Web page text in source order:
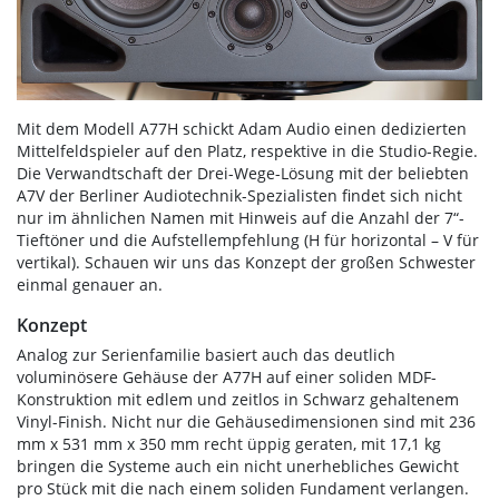
Mit dem Modell A77H schickt Adam Audio einen dedizierten
Mittelfeldspieler auf den Platz, respektive in die Studio-Regie.
Die Verwandtschaft der Drei-Wege-Lösung mit der beliebten
A7V der Berliner Audiotechnik-Spezialisten findet sich nicht
nur im ähnlichen Namen mit Hinweis auf die Anzahl der 7“-
Tieftöner und die Aufstellempfehlung (H für horizontal – V für
vertikal). Schauen wir uns das Konzept der großen Schwester
einmal genauer an.
Konzept
Analog zur Serienfamilie basiert auch das deutlich
voluminösere Gehäuse der A77H auf einer soliden MDF-
Konstruktion mit edlem und zeitlos in Schwarz gehaltenem
Vinyl-Finish. Nicht nur die Gehäusedimensionen sind mit 236
mm x 531 mm x 350 mm recht üppig geraten, mit 17,1 kg
bringen die Systeme auch ein nicht unerhebliches Gewicht
pro Stück mit die nach einem soliden Fundament verlangen.